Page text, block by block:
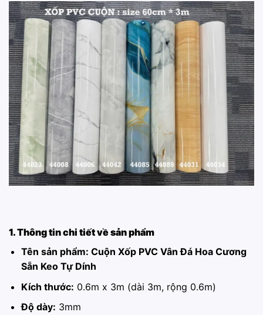
1. Thông tin chi tiết về sản phẩm
Tên sản phẩm: Cuộn Xốp PVC Vân Đá Hoa Cương
Sẵn Keo Tự Dính
Kích thước: 0.6m x 3m (dài 3m, rộng 0.6m)
Độ dày: 3mm